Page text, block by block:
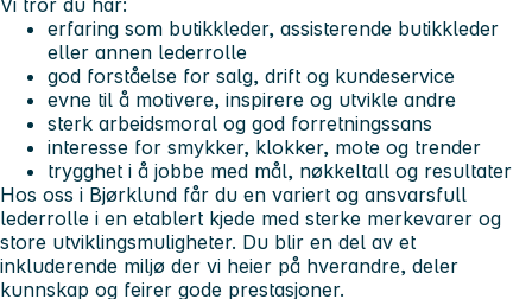
Vi tror du har:
erfaring som butikkleder, assisterende butikkleder
eller annen lederrolle
god forståelse for salg, drift og kundeservice
evne til å motivere, inspirere og utvikle andre
sterk arbeidsmoral og god forretningssans
interesse for smykker, klokker, mote og trender
trygghet i å jobbe med mål, nøkkeltall og resultater
Hos oss i Bjørklund får du en variert og ansvarsfull
lederrolle i en etablert kjede med sterke merkevarer og
store utviklingsmuligheter. Du blir en del av et
inkluderende miljø der vi heier på hverandre, deler
kunnskap og feirer gode prestasjoner.